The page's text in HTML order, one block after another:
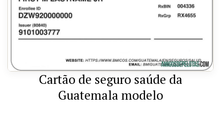
Cartão de seguro saúde da
Guatemala modelo